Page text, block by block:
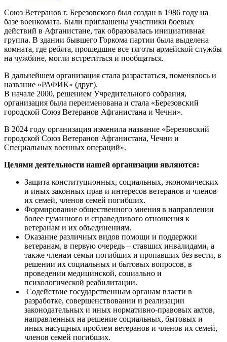
Союз Ветеранов г. Березовского был создан в 1986 году на
базе военкомата. Были приглашены участники боевых
действий в Афганистане, так образовалась инициативная
группа. В здании бывшего Горкома партии была выделена
комната, где ребята, прошедшие все тяготы армейской службы
на чужбине, могли встретиться и пообщаться.
В дальнейшем организация стала разрастаться, поменялось и
название «РАФИК» (друг).
В начале 2000, решением Учредительного собрания,
организация была переименована и стала «Березовский
городской Союз Ветеранов Афганистана и Чечни».
В 2024 году организация изменила название «Березовский
городской Союз Ветеранов Афганистана, Чечни и
Специальных военных операций».
Целями деятельности нашей организации являются:
Защита конституционных, социальных, экономических
и иных законных прав и интересов ветеранов и членов
их семей, членов семей погибших.
Формирование общественного мнения в направлении
более гуманного и справедливого отношения к
ветеранам и их объединениям.
Оказание различных видов помощи и поддержки
ветеранам, в первую очередь – ставших инвалидами, а
также членам семьи погибших и пропавших без вести, в
решении их социальных и бытовых вопросов, в
проведении медицинской, социально и
психологической реабилитации.
Содействие государственным органам власти в
разработке, совершенствовании и реализации
законодательных и иных нормативно-правовых актов,
направленных на решение социальных, бытовых и
иных насущных проблем ветеранов и членов их семей,
членов семей погибших.